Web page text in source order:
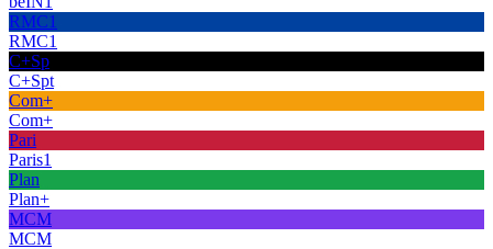
RMC1
RMC1
C+Sp
C+Spt
Com+
Com+
Pari
Paris1
Plan
Plan+
MCM
MCM